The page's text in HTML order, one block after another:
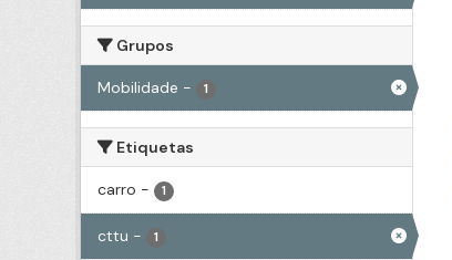
Grupos
Mobilidade - 1
Etiquetas
carro - 1
cttu - 1